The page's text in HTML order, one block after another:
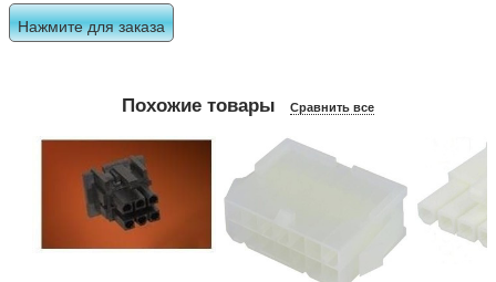
Нажмите для заказа
Похожие товары Сравнить все